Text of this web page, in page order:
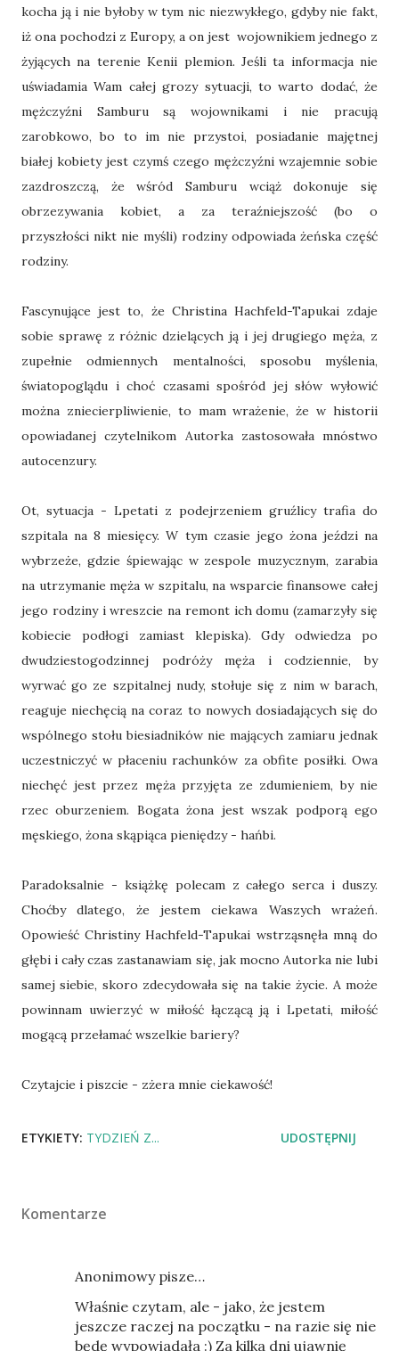
kocha ją i nie byłoby w tym nic niezwykłego, gdyby nie fakt,
iż ona pochodzi z Europy, a on jest wojownikiem jednego z
żyjących na terenie Kenii plemion. Jeśli ta informacja nie
uświadamia Wam całej grozy sytuacji, to warto dodać, że
mężczyźni Samburu są wojownikami i nie pracują
zarobkowo, bo to im nie przystoi, posiadanie majętnej
białej kobiety jest czymś czego mężczyźni wzajemnie sobie
zazdroszczą, że wśród Samburu wciąż dokonuje się
obrzezywania kobiet, a za teraźniejszość (bo o
przyszłości nikt nie myśli) rodziny odpowiada żeńska część
rodziny.
Fascynujące jest to, że Christina Hachfeld-Tapukai zdaje
sobie sprawę z różnic dzielących ją i jej drugiego męża, z
zupełnie odmiennych mentalności, sposobu myślenia,
światopoglądu i choć czasami spośród jej słów wyłowić
można zniecierpliwienie, to mam wrażenie, że w historii
opowiadanej czytelnikom Autorka zastosowała mnóstwo
autocenzury.
Ot, sytuacja - Lpetati z podejrzeniem gruźlicy trafia do
szpitala na 8 miesięcy. W tym czasie jego żona jeździ na
wybrzeże, gdzie śpiewając w zespole muzycznym, zarabia
na utrzymanie męża w szpitalu, na wsparcie finansowe całej
jego rodziny i wreszcie na remont ich domu (zamarzyły się
kobiecie podłogi zamiast klepiska). Gdy odwiedza po
dwudziestogodzinnej podróży męża i codziennie, by
wyrwać go ze szpitalnej nudy, stołuje się z nim w barach,
reaguje niechęcią na coraz to nowych dosiadających się do
wspólnego stołu biesiadników nie mających zamiaru jednak
uczestniczyć w płaceniu rachunków za obfite posiłki. Owa
niechęć jest przez męża przyjęta ze zdumieniem, by nie
rzec oburzeniem. Bogata żona jest wszak podporą ego
męskiego, żona skąpiąca pieniędzy - hańbi.
Paradoksalnie - książkę polecam z całego serca i duszy.
Choćby dlatego, że jestem ciekawa Waszych wrażeń.
Opowieść Christiny Hachfeld-Tapukai wstrząsnęła mną do
głębi i cały czas zastanawiam się, jak mocno Autorka nie lubi
samej siebie, skoro zdecydowała się na takie życie. A może
powinnam uwierzyć w miłość łączącą ją i Lpetati, miłość
mogącą przełamać wszelkie bariery?
Czytajcie i piszcie - zżera mnie ciekawość!
ETYKIETY: TYDZIEŃ Z... UDOSTĘPNIJ
Komentarze
Anonimowy pisze…
Właśnie czytam, ale - jako, że jestem
jeszcze raczej na początku - na razie się nie
będę wypowiadała :) Za kilka dni ujawnię